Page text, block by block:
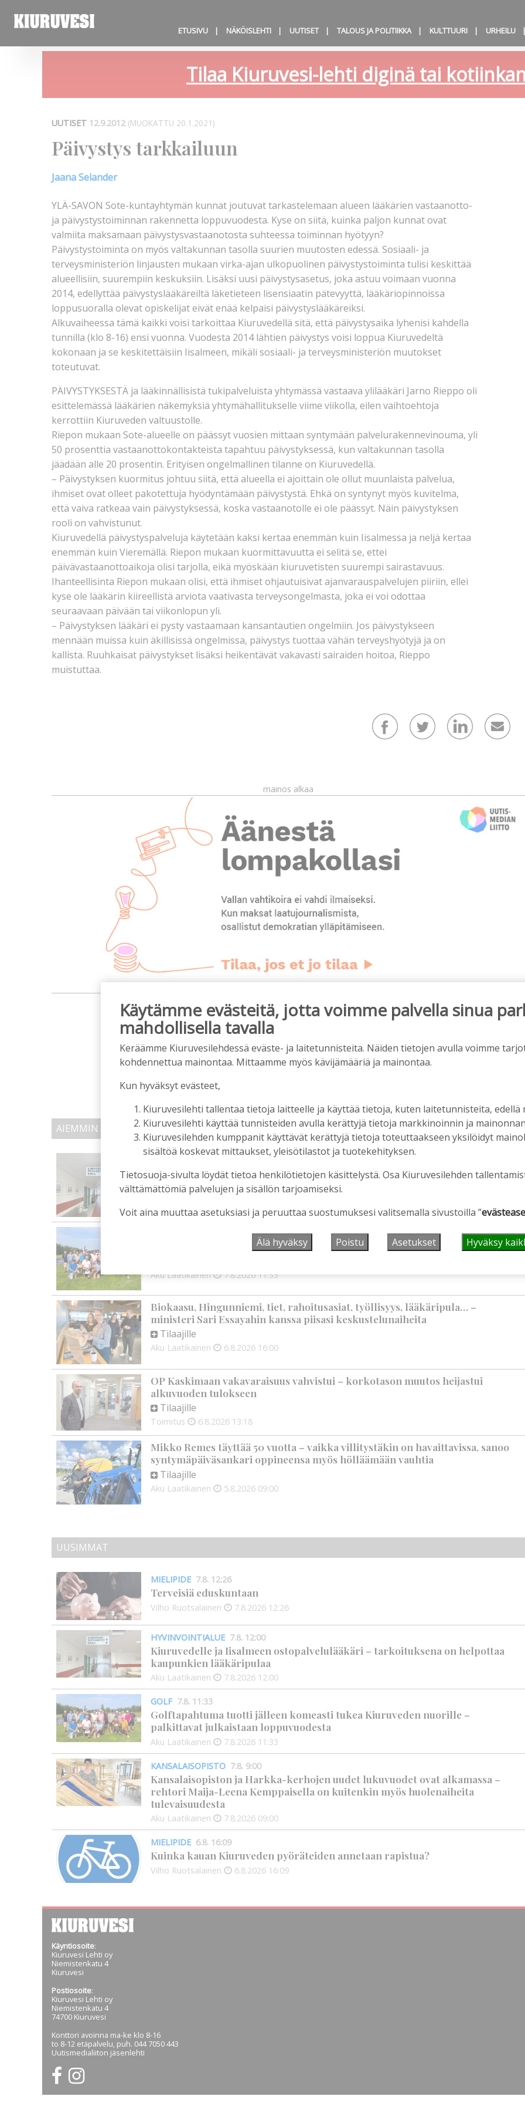
ETUSIVU
NÄKÖISLEHTI UUTISET TALOUS JA POLITIIKKA KULTTUURI URHEILU
Tilaa Kiuruvesi-lehti diginä tai
UUTISET 12.9.2012 (MUOKATTU 20.1.2021)
Päivystys tarkkailuun
Jaana Selander
YLÄ-SAVON Sote-kuntayhtymän kunnat joutuvat tarkastelemaan alueen lääkärien vastaanotto-
ja päivystystoiminnan rakennetta loppuvuodesta. Kyse on siitä, kuinka paljon kunnat ovat
valmiita maksamaan päivystysvastaanotosta suhteessa toiminnan hyötyyn?
Päivystystoiminta on myös valtakunnan tasolla suurien muutosten edessä. Sosiaali- ja
terveysministeriön linjausten mukaan virka-ajan ulkopuolinen päivystystoiminta tulisi keskittää
alueellisiin, suurempiin keskuksiin. Lisäksi uusi päivystysasetus, joka astuu voimaan vuonna
2014, edellyttää päivystyslääkäreiltä läketieteen lisensiaatin pätevyyttä, lääkäriopinnoissa
loppusuoralla olevat opiskelijat eivät enää kelpaisi päivystyslääkäreiksi.
Alkuvaiheessa tämä kaikki voisi tarkoittaa Kiuruvedellä sitä, että päivystysaika lyhenisi kahdella
tunnilla (klo 8-16) ensi vuonna. Vuodesta 2014 lähtien päivystys voisi loppua Kiuruvedeltä
kokonaan ja se keskitettäisiin Iisalmeen, mikäli sosiaali- ja terveysministeriön muutokset
toteutuvat.
PÄIVYSTYKSESTÄ ja lääkinnällisistä tukipalveluista yhtymässä vastaava ylilääkäri Jarno Rieppo oli
esittelemässä lääkärien näkemyksiä yhtymähallitukselle viime viikolla, eilen vaihtoehtoja
kerrottiin Kiuruveden valtuustolle.
Riepon mukaan Sote-alueelle on päässyt vuosien mittaan syntymään palvelurakennevinouma, yli
50 prosenttia vastaanottokontakteista tapahtuu päivystyksessä, kun valtakunnan tasolla
jäädään alle 20 prosentin. Erityisen ongelmallinen tilanne on Kiuruvedellä.
– Päivystyksen kuormitus johtuu siitä, että alueella ei ajoittain ole ollut muunlaista palvelua,
ihmiset ovat olleet pakotettuja hyödyntämään päivystystä. Ehkä on syntynyt myös kuvitelma,
että vaiva ratkeaa vain päivystyksessä, koska vastaanotolle ei ole päässyt. Näin päivystyksen
rooli on vahvistunut.
Kiuruvedellä päivystyspalveluja käytetään kaksi kertaa enemmän kuin Iisalmessa ja neljä kertaa
enemmän kuin Vieremällä. Riepon mukaan kuormittavuutta ei selitä se, ettei
päivävastaanottoaikoja olisi tarjolla, eikä myöskään kiuruvetisten suurempi sairastavuus.
Ihanteellisinta Riepon mukaan olisi, että ihmiset ohjautuisivat ajanvarauspalvelujen piiriin, ellei
kyse ole lääkärin kiireellistä arviota vaativasta terveysongelmasta, joka ei voi odottaa
seuraavaan päivään tai viikonlopun yli.
– Päivystyksen lääkäri ei pysty vastaamaan kansantautien ongelmiin. Jos päivystykseen
mennään muissa kuin äkillisissä ongelmissa, päivystys tuottaa vähän terveyshyötyjä ja on
kallista. Ruuhkaisat päivystykset lisäksi heikentävät vakavasti sairaiden hoitoa, Rieppo
muistuttaa.
mainos alkaa
AIEMMIN AIHEESTA
Kiuruvedelle ja Iisalmeen ostopalvelulääkäri – tarkoituksena on helpottaa
kaupunkien lääkäripulaa
Tilaajille
Golftapahtuma tuotti jälleen komeasti tukea Kiuruveden nuorille –
palkittavat julkaistaan loppuvuodesta
Aku Laatikainen 7.8.2026 11:33
Biokaasu, Hingunniemi, tiet, rahoitusasiat, työllisyys, lääkäripula… –
ministeri Sari Essayahin kanssa piisasi keskustelunaiheita
Tilaajille
Aku Laatikainen 6.8.2026 16:00
OP Kaskimaan vakavaraisuus vahvistui – korkotason muutos heijastui
alkuvuoden tulokseen
Tilaajille
Toimitus 6.8.2026 13:18
Mikko Remes täyttää 50 vuotta – vaikka villitystäkin on havaittavissa, sanoo
syntymäpäiväsankari oppineensa myös hölläämään vauhtia
Tilaajille
Aku Laatikainen 5.8.2026 09:00
UUSIMMAT
MIELIPIDE 7.8. 12:26
Terveisiä eduskuntaan
Vilho Ruotsalainen 7.8.2026 12:26
HYVINVOINTIALUE 7.8. 12:00
Kiuruvedelle ja Iisalmeen ostopalvelulääkäri – tarkoituksena on helpottaa
kaupunkien lääkäripulaa
Aku Laatikainen 7.8.2026 12:00
GOLF 7.8. 11:33
Golftapahtuma tuotti jälleen komeasti tukea Kiuruveden nuorille –
palkittavat julkaistaan loppuvuodesta
Aku Laatikainen 7.8.2026 11:33
KANSALAISOPISTO 7.8. 9:00
Kansalaisopiston ja Harkka-kerhojen uudet lukuvuodet ovat alkamassa –
rehtori Maija-Leena Kemppaisella on kuitenkin myös huolenaiheita
tulevaisuudesta
Aku Laatikainen 7.8.2026 09:00
MIELIPIDE 6.8. 16:09
Kuinka kauan Kiuruveden pyöräteiden annetaan rapistua?
Vilho Ruotsalainen 6.8.2026 16:09
Käyntiosoite:
Kiuruvesi Lehti oy
Niemistenkatu 4
Kiuruvesi
Postiosoite:
Kiuruvesi Lehti oy
Niemistenkatu 4
74700 Kiuruvesi
Konttori avoinna ma-ke klo 8-16
to 8-12 etäpalvelu, puh. 044 7050 443
Uutismedialiiton jäsenlehti
Käytämme evästeitä, jotta voimme palvella sinua
mahdollisella tavalla
Keräämme Kiuruvesilehdessä eväste- ja laitetunnisteita. Näiden tietojen avulla voimme
kohdennettua mainontaa. Mittaamme myös kävijämääriä ja mainontaa.
Kun hyväksyt evästeet,
Kiuruvesilehti tallentaa tietoja laitteelle ja käyttää tietoja, kuten laitetunnisteita,
Kiuruvesilehti käyttää tunnisteiden avulla kerättyjä tietoja markkinoinnin ja
Kiuruvesilehden kumppanit käyttävät kerättyjä tietoja toteuttaakseen yksilöidyt
sisältöä koskevat mittaukset, yleisötilastot ja tuotekehityksen.
Tietosuoja-sivulta löydät tietoa henkilötietojen käsittelystä. Osa Kiuruvesilehden
välttämättömiä palvelujen ja sisällön tarjoamiseksi.
Voit aina muuttaa asetuksiasi ja peruuttaa suostumuksesi valitsemalla sivustoilla ”
Älä hyväksy Poistu Asetukset Hyväksy